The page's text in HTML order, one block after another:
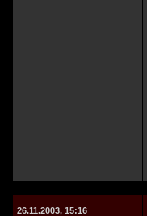
26.11.2003, 15:16